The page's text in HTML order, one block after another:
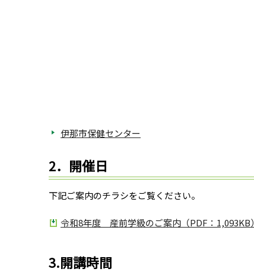
伊那市保健センター
2．開催日
下記ご案内のチラシをご覧ください。
令和8年度 産前学級のご案内（PDF：1,093KB）
3.開講時間